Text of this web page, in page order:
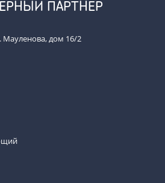
ПАРТНЕР
Мауленова, дом 16/2